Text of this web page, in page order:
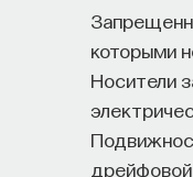
которыми
Носители